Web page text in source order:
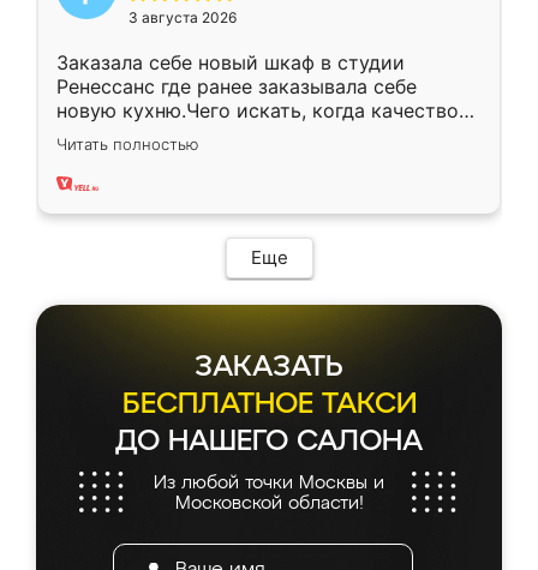
3 августа 2026
Заказала себе новый шкаф в студии
Ренессанс где ранее заказывала себе
новую кухню.Чего искать, когда качеством
вполне довольна. Служит кухня уже почти
два года, нареканий нет.
Читать полностью
Еще
ЗАКАЗАТЬ
БЕСПЛАТНОЕ ТАКСИ
ДО НАШЕГО САЛОНА
Из любой точки Москвы и
Московской области!